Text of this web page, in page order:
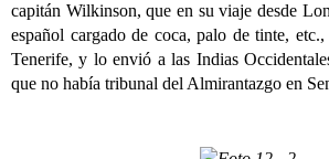
capitán Wilkinson, que en su viaje desde
español cargado de coca, palo de tinte,
Tenerife, y lo envió a las Indias
que no había tribunal del Almirantazgo en